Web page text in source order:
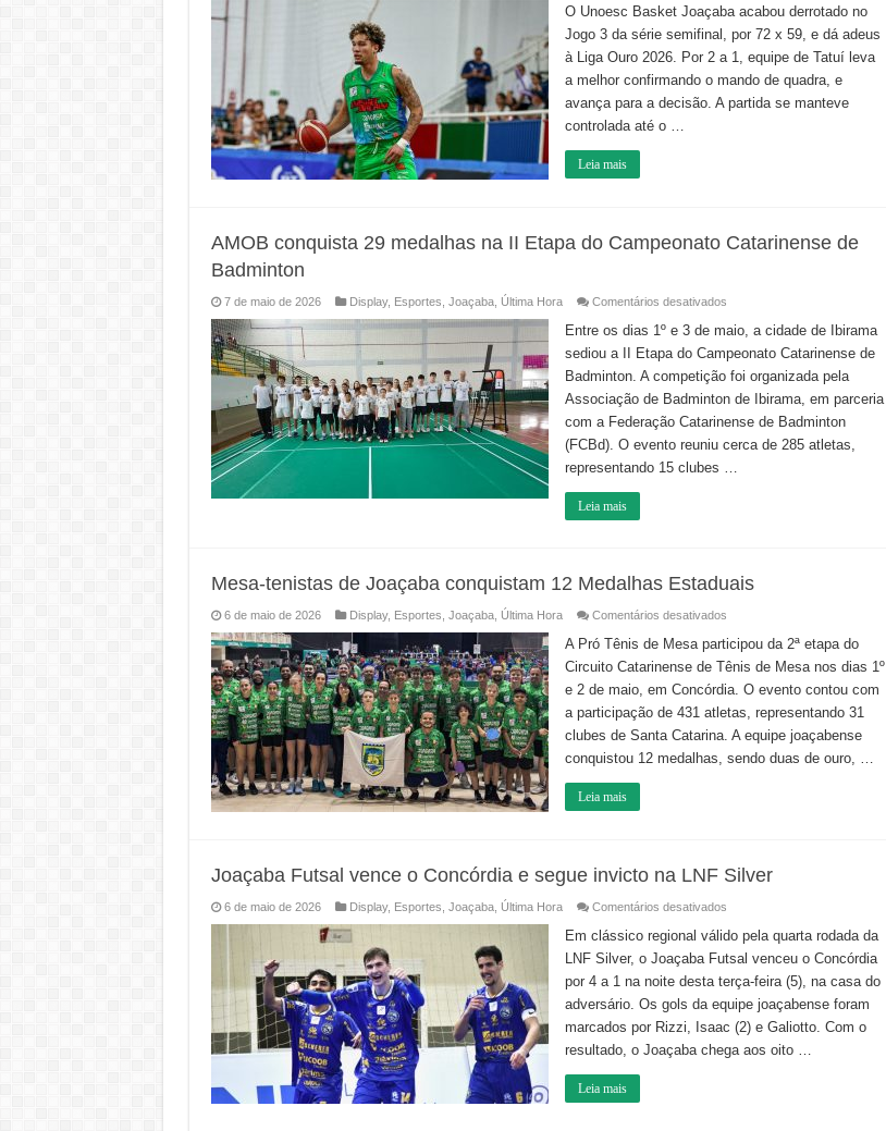
Basket
Joaçaba
se
despede
da
Ouro
2026
O Unoesc Basket Joaçaba acabou derrotado no
Jogo 3 da série semifinal, por 72 x 59, e dá adeus
à Liga Ouro 2026. Por 2 a 1, equipe de Tatuí leva
a melhor confirmando o mando de quadra, e
avança para a decisão. A partida se manteve
controlada até o …
Leia mais
AMOB conquista 29 medalhas na II Etapa do Campeonato Catarinense de
Badminton
7 de maio de 2026 Display, Esportes Joaçaba, Última Hora Comentários desativadosem
conquista
29
medalhas
na
II
Etapa
do
Campeonato
Catarinense
de
Entre os dias 1º e 3 de maio, a cidade de Ibirama
sediou a II Etapa do Campeonato Catarinense de
Badminton. A competição foi organizada pela
Associação de Badminton de Ibirama, em parceria
com a Federação Catarinense de Badminton
(FCBd). O evento reuniu cerca de 285 atletas,
representando 15 clubes …
Leia mais
Mesa-tenistas de Joaçaba conquistam 12 Medalhas Estaduais
6 de maio de 2026 Display, Esportes Joaçaba, Última Hora Comentários desativadosem
tenistas
de
Joaçaba
12
Medalhas
Estaduais
A Pró Tênis de Mesa participou da 2ª etapa do
Circuito Catarinense de Tênis de Mesa nos dias 1º
e 2 de maio, em Concórdia. O evento contou com
a participação de 431 atletas, representando 31
clubes de Santa Catarina. A equipe joaçabense
conquistou 12 medalhas, sendo duas de ouro, …
Leia mais
Joaçaba Futsal vence o Concórdia e segue invicto na LNF Silver
6 de maio de 2026 Display, Esportes Joaçaba, Última Hora Comentários desativadosem
Futsal
vence
o
e
segue
invicto
na
LNF
Silver
Em clássico regional válido pela quarta rodada da
LNF Silver, o Joaçaba Futsal venceu o Concórdia
por 4 a 1 na noite desta terça-feira (5), na casa do
adversário. Os gols da equipe joaçabense foram
marcados por Rizzi, Isaac (2) e Galiotto. Com o
resultado, o Joaçaba chega aos oito …
Leia mais